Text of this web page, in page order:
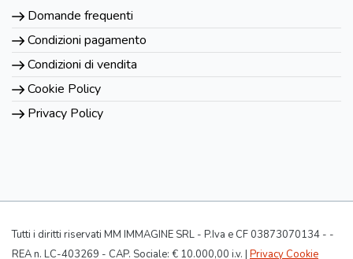
Domande frequenti
Condizioni pagamento
Condizioni di vendita
Cookie Policy
Privacy Policy
Tutti i diritti riservati MM IMMAGINE SRL - P.Iva e CF 03873070134 - -
REA n. LC-403269 - CAP. Sociale: € 10.000,00 i.v. | Privacy Cookie